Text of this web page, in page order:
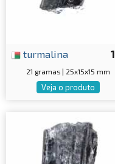
turmalina
21 gramas | 25x15x15 mm
Veja o produto